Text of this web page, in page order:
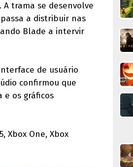
trama se desenvolve
passa a distribuir nas
Blade a intervir
de usuário
confirmou que
e os gráficos
Xbox One, Xbox